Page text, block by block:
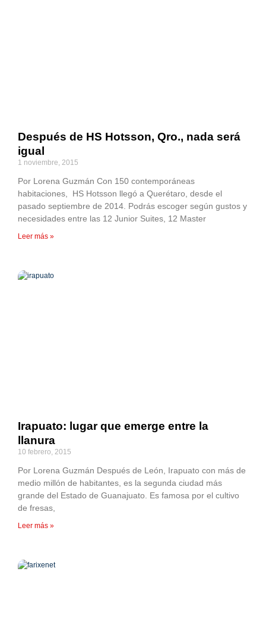
Después de HS Hotsson, Qro., nada será
igual
1 noviembre, 2015
Por Lorena Guzmán Con 150 contemporáneas
habitaciones, HS Hotsson llegó a Querétaro, desde el
pasado septiembre de 2014. Podrás escoger según gustos y
necesidades entre las 12 Junior Suites, 12 Master
Leer más »
Irapuato: lugar que emerge entre la
llanura
10 febrero, 2015
Por Lorena Guzmán Después de León, Irapuato con más de
medio millón de habitantes, es la segunda ciudad más
grande del Estado de Guanajuato. Es famosa por el cultivo
de fresas,
Leer más »